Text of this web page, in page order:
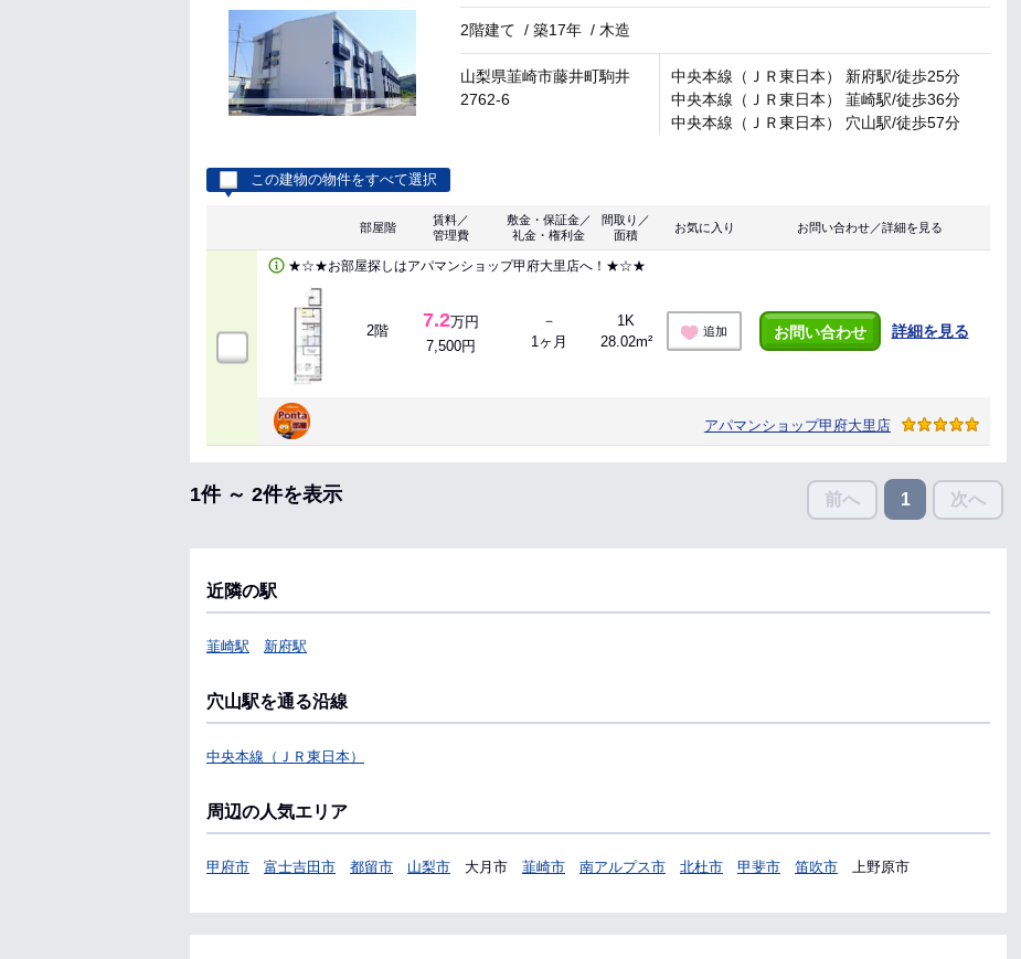
2階建て /築17年 / 木造
山梨県韮崎市藤井町駒井
2762-6
中央本線（ＪＲ東日本） 新府駅/徒歩25分
中央本線（ＪＲ東日本） 韮崎駅/徒歩36分
中央本線（ＪＲ東日本） 穴山駅/徒歩57分
この建物の物件をすべて選択
部屋階
賃料／
管理費
敷金・保証金／
礼金・権利金
間取り／
面積
お気に入り お問い合わせ／詳細を見る
★☆★お部屋探しはアパマンショップ甲府大里店へ！★☆★
2階 7.2万円
7,500円
－
1ヶ月
1K
28.02m²
追加 お問い合わせ 詳細を見る
アパマンショップ甲府大里店
1件 ～ 2件を表示 前へ 1 次へ
近隣の駅
韮崎駅 新府駅
穴山駅を通る沿線
中央本線（ＪＲ東日本）
周辺の人気エリア
甲府市 富士吉田市 都留市 山梨市 大月市 韮崎市 南アルプス市 北杜市 甲斐市 笛吹市 上野原市